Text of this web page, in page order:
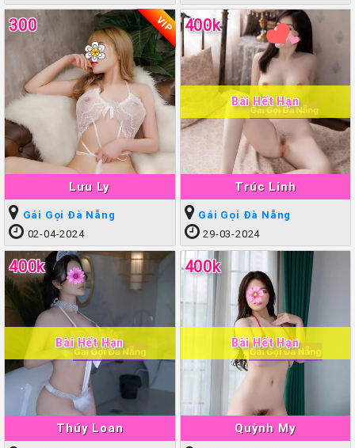
Lưu Ly
300 VIP
Gái Gọi Đà Nẵng
02-04-2024
Trúc Linh
400k
Bài Hết Hạn
Gái Gọi Đà Nẵng
29-03-2024
Thúy Loan
400k
Bài Hết Hạn
Quỳnh My
400k
Bài Hết Hạn